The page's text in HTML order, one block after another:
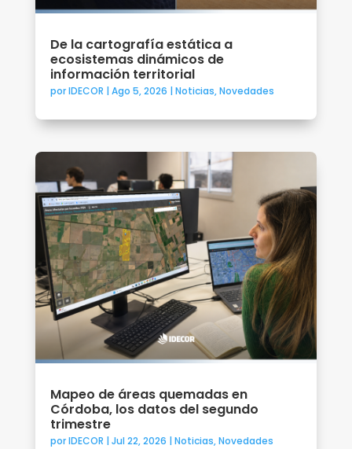
De la cartografía estática a
ecosistemas dinámicos de
información territorial
porIDECOR | Ago 5, 2026 | Noticias,Novedades
Mapeo de áreas quemadas en
Córdoba, los datos del segundo
trimestre
porIDECOR | Jul 22, 2026 | Noticias,Novedades